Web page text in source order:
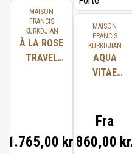
MAISON
FRANCIS
KURKDJIAN
À LA ROSE
TRAVEL
1.765,00 kr.
MAISON
FRANCIS
KURKDJIAN
AQUA
VITAE
Fra
860,00